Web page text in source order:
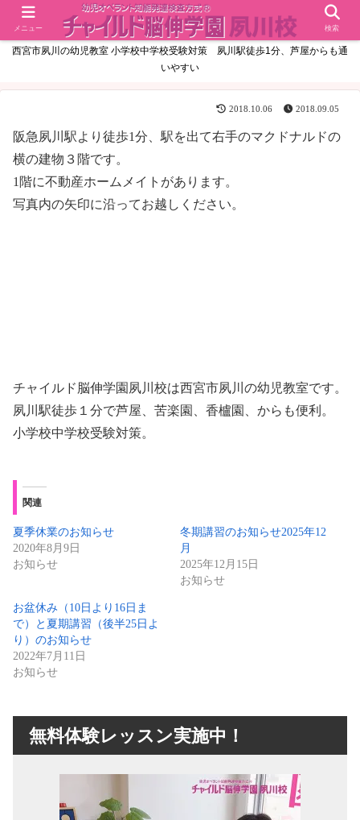
西宮市夙川の幼児教室 小学校中学校受験対策 夙川駅徒歩1分、芦屋からも通
いやすい
2018.10.06 2018.09.05
阪急夙川駅より徒歩1分、駅を出て右手のマクドナルドの
横の建物３階です。
1階に不動産ホームメイトがあります。
写真内の矢印に沿ってお越しください。
チャイルド脳伸学園夙川校は西宮市夙川の幼児教室です。
夙川駅徒歩１分で芦屋、苦楽園、香櫨園、からも便利。
小学校中学校受験対策。
関連
夏季休業のお知らせ
2020年8月9日
お知らせ
冬期講習のお知らせ2025年12
月
2025年12月15日
お知らせ
お盆休み（10日より16日ま
で）と夏期講習（後半25日よ
り）のお知らせ
2022年7月11日
お知らせ
無料体験レッスン実施中！
メニュー 検索